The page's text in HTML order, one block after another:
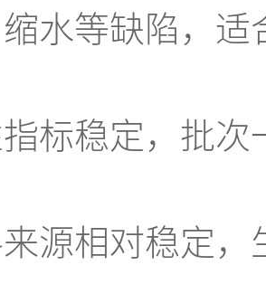
水等缺陷，
标稳定，批次
源相对稳定